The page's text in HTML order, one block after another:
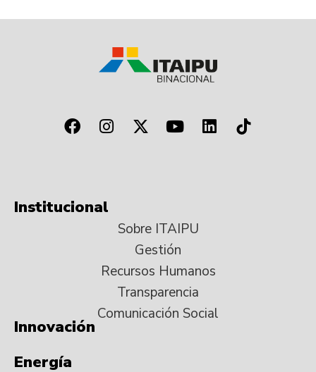
Institucional
Sobre ITAIPU
Gestión
Recursos Humanos
Transparencia
Comunicación Social
Innovación
Energía